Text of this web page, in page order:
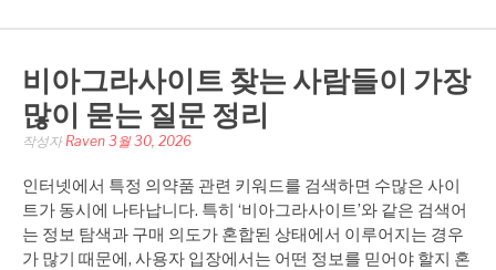
비아그라사이트 찾는 사람들이 가장
많이 묻는 질문 정리
작성자 Raven 3월 30, 2026
인터넷에서 특정 의약품 관련 키워드를 검색하면 수많은 사이
트가 동시에 나타납니다. 특히 ‘비아그라사이트’와 같은 검색어
는 정보 탐색과 구매 의도가 혼합된 상태에서 이루어지는 경우
가 많기 때문에, 사용자 입장에서는 어떤 정보를 믿어야 할지 혼